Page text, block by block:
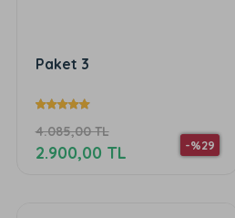
Paket 3
4.085,00 TL
-%29
2.900,00 TL